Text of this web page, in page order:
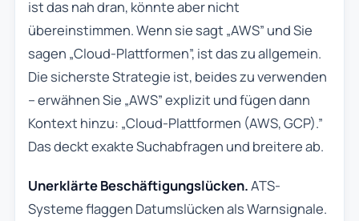
ist das nah dran, könnte aber nicht
übereinstimmen. Wenn sie sagt „AWS” und Sie
sagen „Cloud-Plattformen”, ist das zu allgemein.
Die sicherste Strategie ist, beides zu verwenden
– erwähnen Sie „AWS” explizit und fügen dann
Kontext hinzu: „Cloud-Plattformen (AWS, GCP).”
Das deckt exakte Suchabfragen und breitere ab.
Unerklärte Beschäftigungslücken.ATS-
Systeme flaggen Datumslücken als Warnsignale.